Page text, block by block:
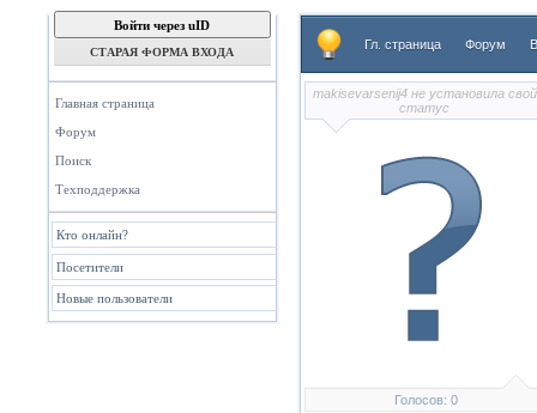
Войти через uID
СТАРАЯ ФОРМА ВХОДА
Главная страница
Форум
Поиск
Техподдержка
Кто онлайн?
Посетители
Новые пользователи
Гл. страница Форум
makisevarsenij4 не установила свой
статус
Голосов: 0